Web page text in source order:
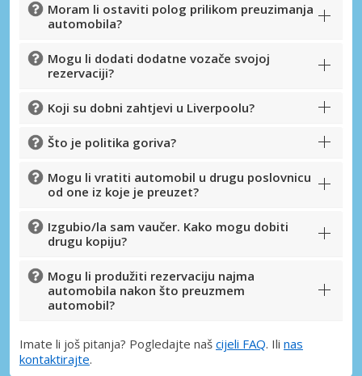
Moram li ostaviti polog prilikom preuzimanja
automobila?
Mogu li dodati dodatne vozače svojoj
rezervaciji?
Koji su dobni zahtjevi u Liverpoolu?
Što je politika goriva?
Mogu li vratiti automobil u drugu poslovnicu
od one iz koje je preuzet?
Izgubio/la sam vaučer. Kako mogu dobiti
drugu kopiju?
Mogu li produžiti rezervaciju najma
automobila nakon što preuzmem
automobil?
Imate li još pitanja? Pogledajte naš cijeli FAQ. Ili nas
kontaktirajte.